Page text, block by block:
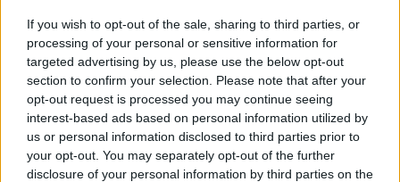
If you wish to opt-out of the sale, sharing to third parties, or
processing of your personal or sensitive information for
targeted advertising by us, please use the below opt-out
section to confirm your selection. Please note that after your
opt-out request is processed you may continue seeing
interest-based ads based on personal information utilized by
us or personal information disclosed to third parties prior to
your opt-out. You may separately opt-out of the further
disclosure of your personal information by third parties on the
Ακολουθήστε το E-Radio.gr στο Google News
και μάθετε πρώτοιτα πιο hot νέα.